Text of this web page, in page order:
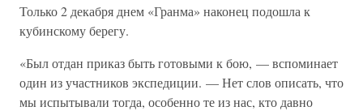
Только 2 декабря днем «Гранма» наконец подошла к
кубинскому берегу.
«Был отдан приказ быть готовыми к бою, — вспоминает
один из участников экспедиции. — Нет слов описать, что
мы испытывали тогда, особенно те из нас, кто давно